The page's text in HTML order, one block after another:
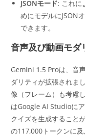
JSONモード: これに
めにモデルにJSON
できます。
音声及び動画モダ
Gemini 1.5 Proは、音
ダリティが拡張されま
像（フレーム）も考慮
はGoogle AI Studioに
クイズを生成すること
の117,000トークンに